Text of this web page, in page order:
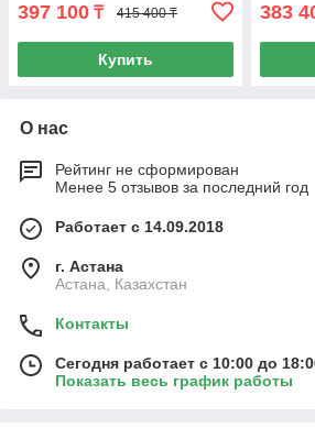
397 100 ₸ 415 400 ₸
Купить
383
О нас
Рейтинг не сформирован
Менее 5 отзывов за последний год
Работает с 14.09.2018
г. Астана
Астана, Казахстан
Контакты
Сегодня работает с 10:00 до
Показать весь график работы